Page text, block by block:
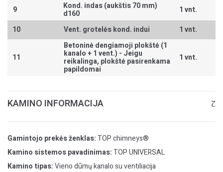
9
Kond. indas (aukštis 70 mm)
d160
1 vnt.
10
Vent. grotelės kond. indui 1 vnt.
11
Betoninė dengiamoji plokštė (1
kanalo + 1 vent.) - Jeigu
reikalinga, plokštė pasirenkama
papildomai
1 vnt.
KAMINO INFORMACIJA
Gamintojo prekės ženklas:TOP chimneys®
Kamino sistemos pavadinimas:TOP UNIVERSAL
Kamino tipas:Vieno dūmų kanalo su ventiliacija